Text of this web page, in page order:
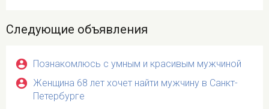
Следующие объявления
Познакомлюсь с умным и красивым мужчиной
Женщина 68 лет хочет найти мужчину в Санкт-
Петербурге